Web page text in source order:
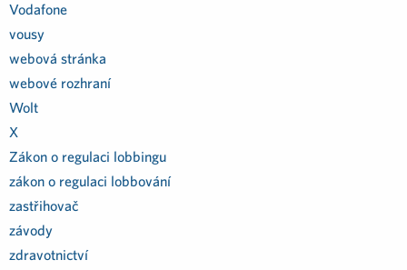
Vodafone
vousy
webová stránka
webové rozhraní
Wolt
X
Zákon o regulaci lobbingu
zákon o regulaci lobbování
zastřihovač
závody
zdravotnictví